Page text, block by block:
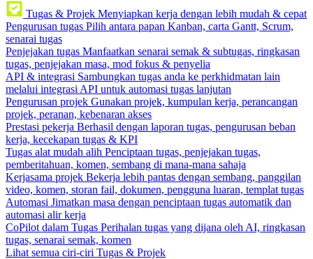
Tugas & Projek Menyiapkan kerja dengan lebih mudah & cepat
Pengurusan tugas Pilih antara papan Kanban, carta Gantt, Scrum,
senarai tugas
Penjejakan tugas Manfaatkan senarai semak & subtugas, ringkasan
tugas, penjejakan masa, mod fokus & penyelia
API & integrasi Sambungkan tugas anda ke perkhidmatan lain
melalui integrasi API untuk automasi tugas lanjutan
Pengurusan projek Gunakan projek, kumpulan kerja, perancangan
projek, peranan, kebenaran akses
Prestasi pekerja Berhasil dengan laporan tugas, pengurusan beban
kerja, kecekapan tugas & KPI
Tugas alat mudah alih Penciptaan tugas, penjejakan tugas,
pemberitahuan, komen, sembang di mana-mana sahaja
Kerjasama projek Bekerja lebih pantas dengan sembang, panggilan
video, komen, storan fail, dokumen, pengguna luaran, templat tugas
Automasi Jimatkan masa dengan penciptaan tugas automatik dan
automasi alir kerja
CoPilot dalam Tugas Perihalan tugas yang dijana oleh AI, ringkasan
tugas, senarai semak, komen
Lihat semua ciri-ciri Tugas & Projek